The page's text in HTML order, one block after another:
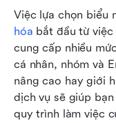
Việc lựa chọn biểu
hóa bắt đầu từ
cung cấp nhiều
cá nhân, nhóm và
nâng cao hay giới
dịch vụ sẽ giúp
quy trình làm việc